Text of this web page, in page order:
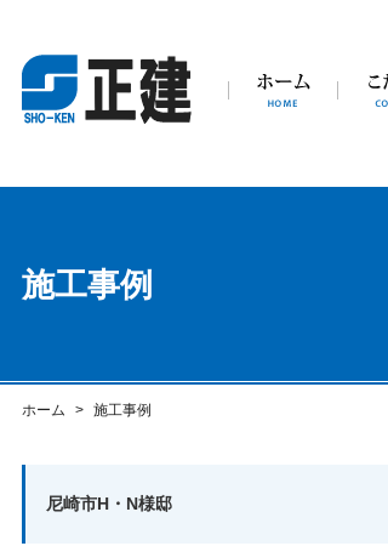
施工事例
ホーム 施工事例
尼崎市H・N様邸